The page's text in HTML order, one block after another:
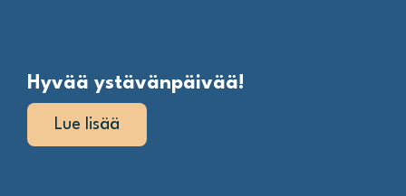
Hyvää ystävänpäivää!
Lue lisää